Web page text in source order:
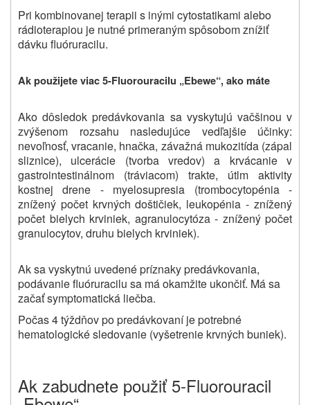
Pri kombinovanej terapii s inými cytostatikami alebo
rádioterapiou je nutné primeraným spôsobom znížiť
dávku fluóruracilu.
Ak použijete viac 5-Fluorouracilu „Ebewe“, ako máte
Ako dôsledok predávkovania sa vyskytujú vačšinou v
zvýšenom rozsahu nasledujúce vedľajšie účinky:
nevoľnosť, vracanie, hnačka, závažná mukozitída (zápal
sliznice), ulcerácie (tvorba vredov) a krvácanie v
gastrointestinálnom (tráviacom) trakte, útlm aktivity
kostnej drene - myelosupresia (trombocytopénia -
znížený počet krvných doštičiek, leukopénia - znížený
počet bielych krviniek, agranulocytóza - znížený počet
granulocytov, druhu bielych krviniek).
Ak sa vyskytnú uvedené príznaky predávkovania,
podávanie fluóruracilu sa má okamžite ukončiť. Má sa
začať symptomatická liečba.
Počas 4 týždňov po predávkovaní je potrebné
hematologické sledovanie (vyšetrenie krvných buniek).
Ak zabudnete použiť 5-Fluorouracil